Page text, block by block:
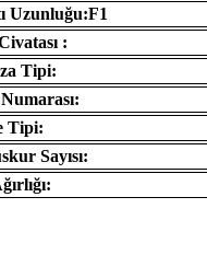
Uzunluğu:F1
:
Tipi:
Tipi:
Sayısı: